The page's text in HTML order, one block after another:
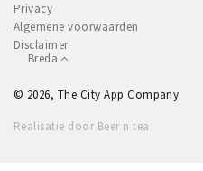
Privacy
Algemene voorwaarden
Disclaimer
Breda
© 2026, The City App Company
Realisatie door Beer n tea